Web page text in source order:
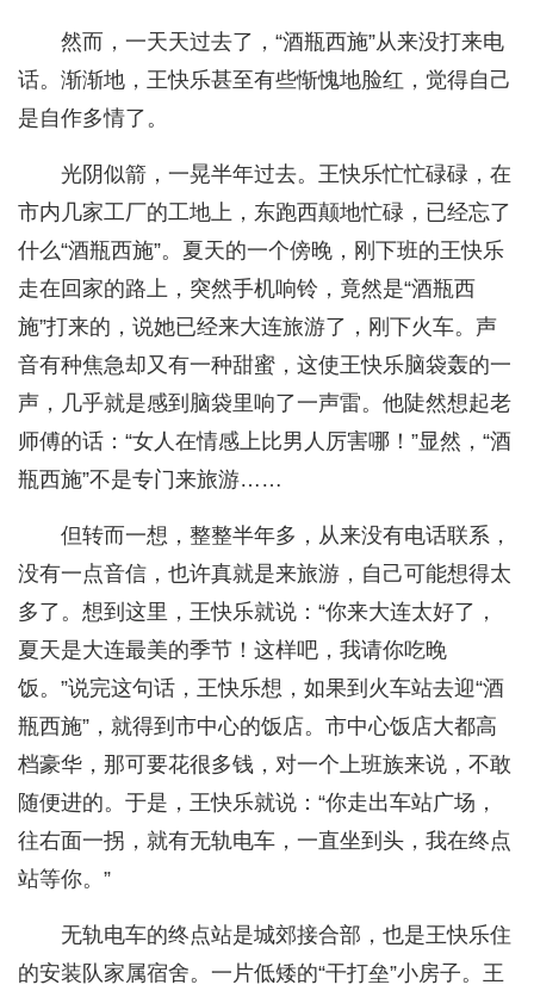
然而，一天天过去了，“酒瓶西施”从来没打来电
话。渐渐地，王快乐甚至有些惭愧地脸红，觉得自己
是自作多情了。
光阴似箭，一晃半年过去。王快乐忙忙碌碌，在
市内几家工厂的工地上，东跑西颠地忙碌，已经忘了
什么“酒瓶西施”。夏天的一个傍晚，刚下班的王快乐
走在回家的路上，突然手机响铃，竟然是“酒瓶西
施”打来的，说她已经来大连旅游了，刚下火车。声
音有种焦急却又有一种甜蜜，这使王快乐脑袋轰的一
声，几乎就是感到脑袋里响了一声雷。他陡然想起老
师傅的话：“女人在情感上比男人厉害哪！”显然，“酒
瓶西施”不是专门来旅游……
但转而一想，整整半年多，从来没有电话联系，
没有一点音信，也许真就是来旅游，自己可能想得太
多了。想到这里，王快乐就说：“你来大连太好了，
夏天是大连最美的季节！这样吧，我请你吃晚
饭。”说完这句话，王快乐想，如果到火车站去迎“酒
瓶西施”，就得到市中心的饭店。市中心饭店大都高
档豪华，那可要花很多钱，对一个上班族来说，不敢
随便进的。于是，王快乐就说：“你走出车站广场，
往右面一拐，就有无轨电车，一直坐到头，我在终点
站等你。”
无轨电车的终点站是城郊接合部，也是王快乐住
的安装队家属宿舍。一片低矮的“干打垒”小房子。王